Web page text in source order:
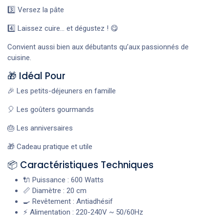
3️⃣ Versez la pâte
4️⃣ Laissez cuire… et dégustez ! 😋
Convient aussi bien aux débutants qu’aux passionnés de
cuisine.
🎁 Idéal Pour
🎉 Les petits-déjeuners en famille
🎈 Les goûters gourmands
🎂 Les anniversaires
🎁 Cadeau pratique et utile
📦 Caractéristiques Techniques
🔌 Puissance : 600 Watts
📏 Diamètre : 20 cm
🍳 Revêtement : Antiadhésif
⚡ Alimentation : 220-240V ~ 50/60Hz